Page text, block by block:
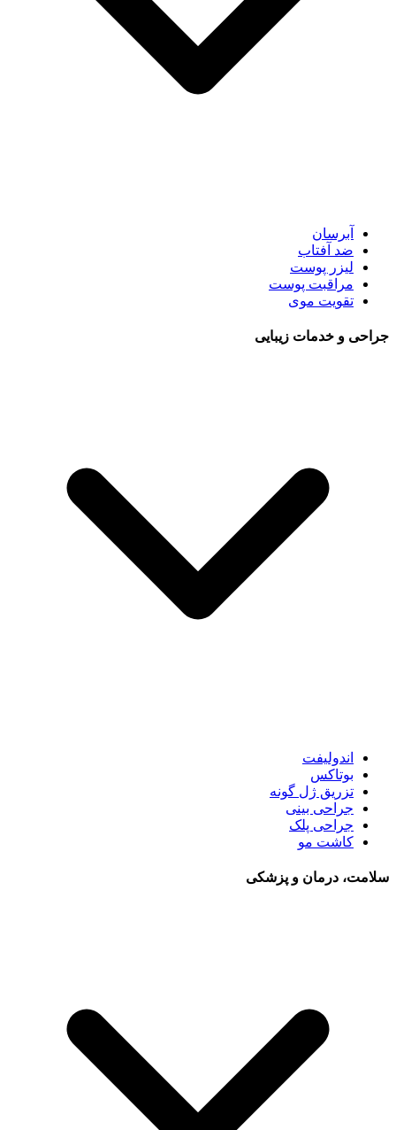
آبرسان
ضد آفتاب
لیزر پوست
مراقبت پوست
تقویت موی
جراحی و خدمات زیبایی
اندولیفت
بوتاکس
تزریق ژل گونه
جراحی بینی
جراحی پلک
کاشت مو
سلامت، درمان و پزشکی